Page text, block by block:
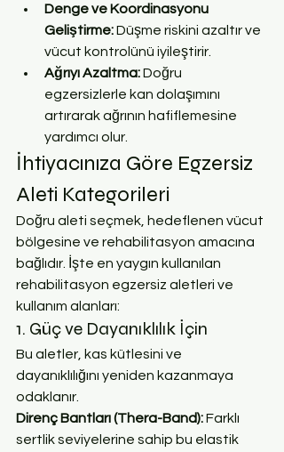
Denge ve Koordinasyonu
Geliştirme: Düşme riskini azaltır ve
vücut kontrolünü iyileştirir.
Ağrıyı Azaltma: Doğru
egzersizlerle kan dolaşımını
artırarak ağrının hafiflemesine
yardımcı olur.
İhtiyacınıza Göre Egzersiz
Aleti Kategorileri
Doğru aleti seçmek, hedeflenen vücut
bölgesine ve rehabilitasyon amacına
bağlıdır. İşte en yaygın kullanılan
rehabilitasyon egzersiz aletleri ve
kullanım alanları:
1. Güç ve Dayanıklılık İçin
Bu aletler, kas kütlesini ve
dayanıklılığını yeniden kazanmaya
odaklanır.
Direnç Bantları (Thera-Band): Farklı
sertlik seviyelerine sahip bu elastik